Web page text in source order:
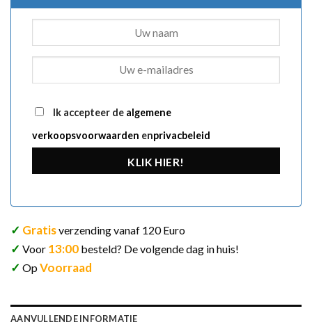
Ik accepteer de algemene
verkoopsvoorwaarden enprivacbeleid
KLIK HIER!
✓ Gratisverzending vanaf 120 Euro
✓ Voor 13:00 besteld? De volgende dag in huis!
✓ OpVoorraad
AANVULLENDE INFORMATIE